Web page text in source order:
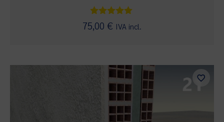
Valorado
con
75,00 € IVA incl.